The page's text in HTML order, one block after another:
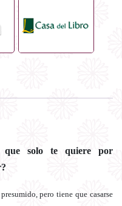
que solo te quiere por
pero tiene que casarse